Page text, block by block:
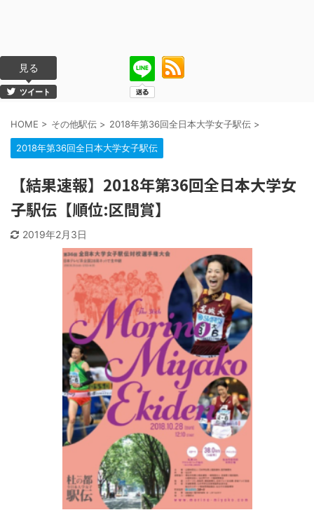
見る
ツイート
HOME > その他駅伝 > 2018年第36回全日本大学女子駅伝 >
2018年第36回全日本大学女子駅伝
【結果速報】2018年第36回全日本大学女
子駅伝【順位:区間賞】
2019年2月3日